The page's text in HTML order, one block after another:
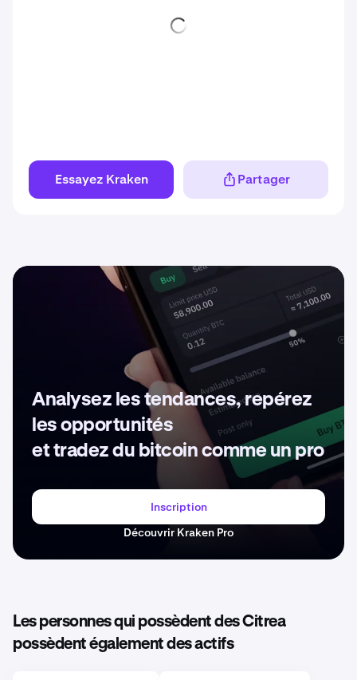
Essayez Kraken Partager
Analysez les tendances, repérez
les opportunités
et tradez du bitcoin comme un pro
Inscription
Découvrir Kraken Pro
Les personnes qui possèdent des Citrea
possèdent également des actifs